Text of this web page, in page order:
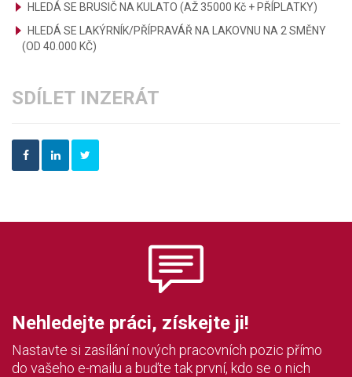
HLEDÁ SE BRUSIČ NA KULATO (AŽ 35000 Kč + PŘÍPLATKY)
HLEDÁ SE LAKÝRNÍK/PŘÍPRAVÁŘ NA LAKOVNU NA 2 SMĚNY
(OD 40.000 KČ)
SDÍLET INZERÁT
Nehledejte práci, získejte ji!
Nastavte si zasílání nových pracovních pozic přímo
do vašeho e-mailu a buďte tak první, kdo se o nich